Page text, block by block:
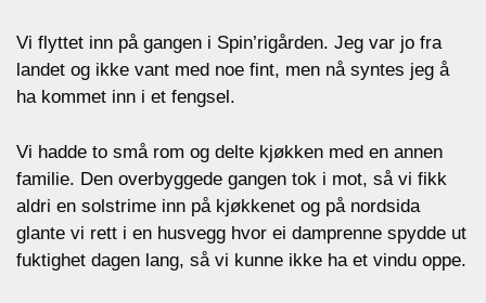
Vi flyttet inn på gangen i Spin’rigården. Jeg var jo fra
landet og ikke vant med noe fint, men nå syntes jeg å
ha kommet inn i et fengsel.
Vi hadde to små rom og delte kjøkken med en annen
familie. Den overbyggede gangen tok i mot, så vi fikk
aldri en solstrime inn på kjøkkenet og på nordsida
glante vi rett i en husvegg hvor ei damprenne spydde ut
fuktighet dagen lang, så vi kunne ikke ha et vindu oppe.